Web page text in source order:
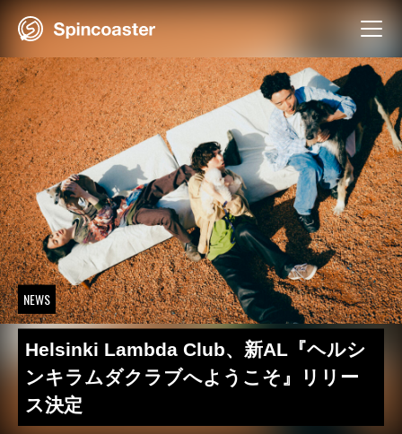
Skip
NEWS
Helsinki Lambda Club、新AL『ヘルシ
ンキラムダクラブへようこそ』リリー
ス決定